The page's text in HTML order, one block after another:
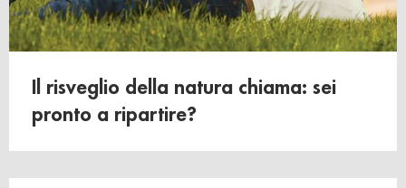
Il risveglio della natura chiama: sei
pronto a ripartire?